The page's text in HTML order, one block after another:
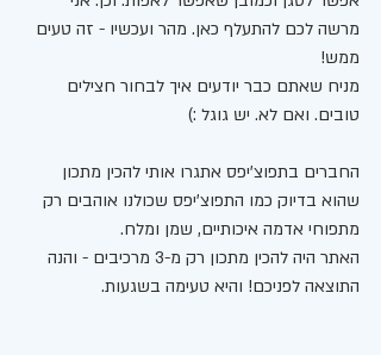
מרשה לכם להתעלף כאן. מהר ועכשיו - זה טעים
ממש!
מניח שאתם כבר יודעים איך לבחור חצילים
טובים. ואם לא. יש גוגל :)
החברים בתפוצ'יפס אתגרו אותי להכין מתכון
שהוא בדיוק כמו התפוצ'יפס שכולנו אוהבים רק
מתפוחי אדמה איכותיים, שמן ומלח.
האתר היה להכין מתכון רק מ-3 מרכיבים - והנה
התוצאה לפניכם! והיא טעימה בשגעות.